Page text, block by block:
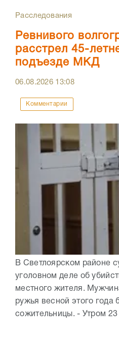
Расследования
Ревнивого
расстрел 45-
подъезде МКД
06.08.2026 13:08
Комментарии
В Светлоярском районе
уголовном деле об
местного жителя.
ружья весной этого года
сожительницы. - Утром 23